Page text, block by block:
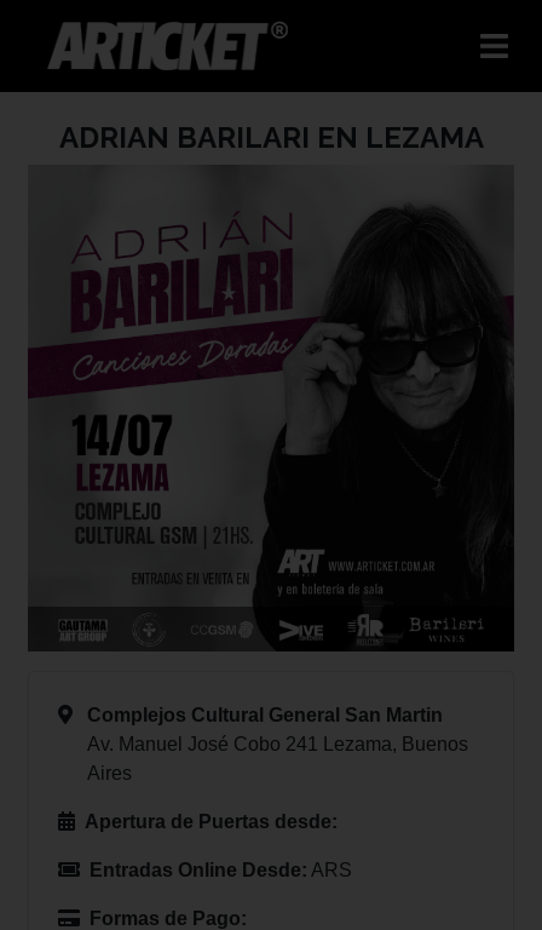
ADRIAN BARILARI EN LEZAMA
Complejos Cultural General San Martin
Av. Manuel José Cobo 241 Lezama, Buenos
Aires
Apertura de Puertas desde:
Entradas Online Desde: ARS
Formas de Pago: